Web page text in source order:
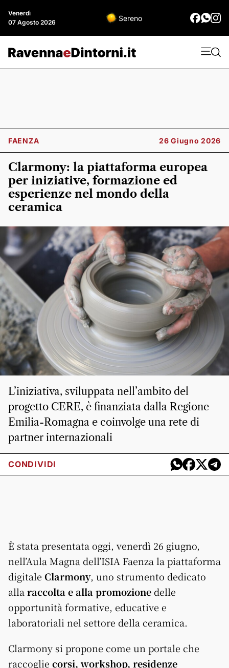
Venerdì
07 Agosto 2026
Sereno
FAENZA 26 Giugno 2026
Clarmony: la piattaforma europea
per iniziative, formazione ed
esperienze nel mondo della
ceramica
L’iniziativa, sviluppata nell’ambito del
progetto CERE, è finanziata dalla Regione
Emilia-Romagna e coinvolge una rete di
partner internazionali
CONDIVIDI
È stata presentata oggi, venerdì 26 giugno,
nell’Aula Magna dell’ISIA Faenza la piattaforma
digitale Clarmony, uno strumento dedicato
alla raccolta e alla promozionedelle
opportunità formative, educative e
laboratoriali nel settore della ceramica.
Clarmony si propone come un portale che
raccoglie corsi, workshop, residenze